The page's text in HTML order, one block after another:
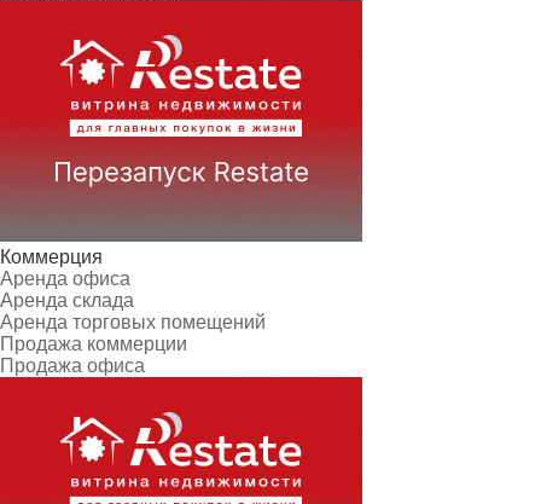
Коммерция
Аренда офиса
Аренда склада
Аренда торговых помещений
Продажа коммерции
Продажа офиса